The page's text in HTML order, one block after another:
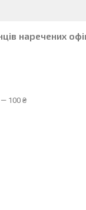
наречених
100 ₴